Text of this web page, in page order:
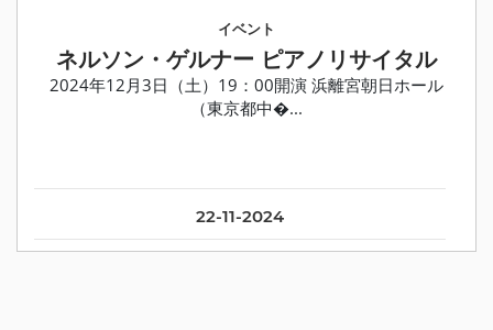
22-11-2024
イベント
ネルソン・ゲルナー ピアノリサイタル
2024年12月3日（土）19：00開演 浜離宮朝日ホール
（東京都中�...